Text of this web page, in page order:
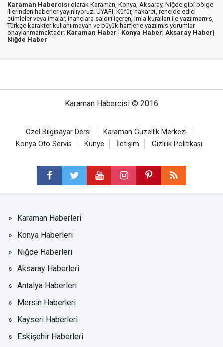
Karaman Habercisi olarak Karaman, Konya, Aksaray, Niğde gibi bölge
illerinden haberler yayınlıyoruz. UYARI: Küfür, hakaret, rencide edici
cümleler veya imalar, inançlara saldırı içeren, imla kuralları ile yazılmamış,
Türkçe karakter kullanılmayan ve büyük harflerle yazılmış yorumlar
onaylanmamaktadır. Karaman Haber | Konya Haber| Aksaray Haber|
Niğde Haber
Karaman Habercisi © 2016
Özel Bilgisayar Dersi
Karaman Güzellik Merkezi
Konya Oto Servis
Künye İletişim Gizlilik Politikası
Karaman Haberleri
Konya Haberleri
Niğde Haberleri
Aksaray Haberleri
Antalya Haberleri
Mersin Haberleri
Kayseri Haberleri
Eskişehir Haberleri